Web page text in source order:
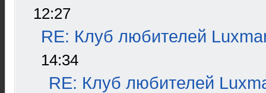
12:27
RE: Клуб любителей
14:34
RE: Клуб любителей